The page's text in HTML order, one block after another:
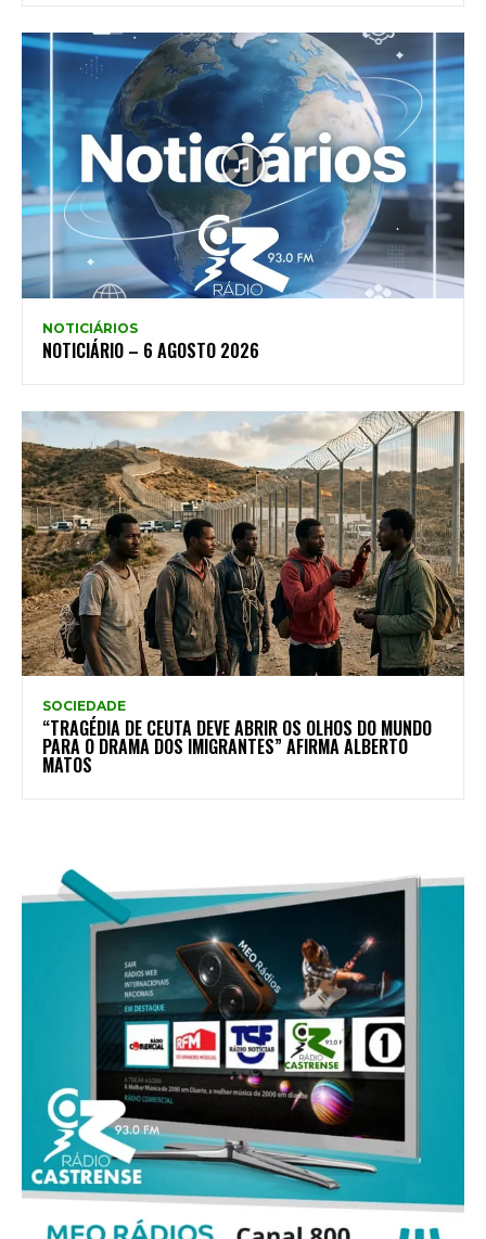
NOTICIÁRIOS
NOTICIÁRIO – 6 AGOSTO 2026
SOCIEDADE
“TRAGÉDIA DE CEUTA DEVE ABRIR OS OLHOS DO MUNDO
PARA O DRAMA DOS IMIGRANTES” AFIRMA ALBERTO
MATOS